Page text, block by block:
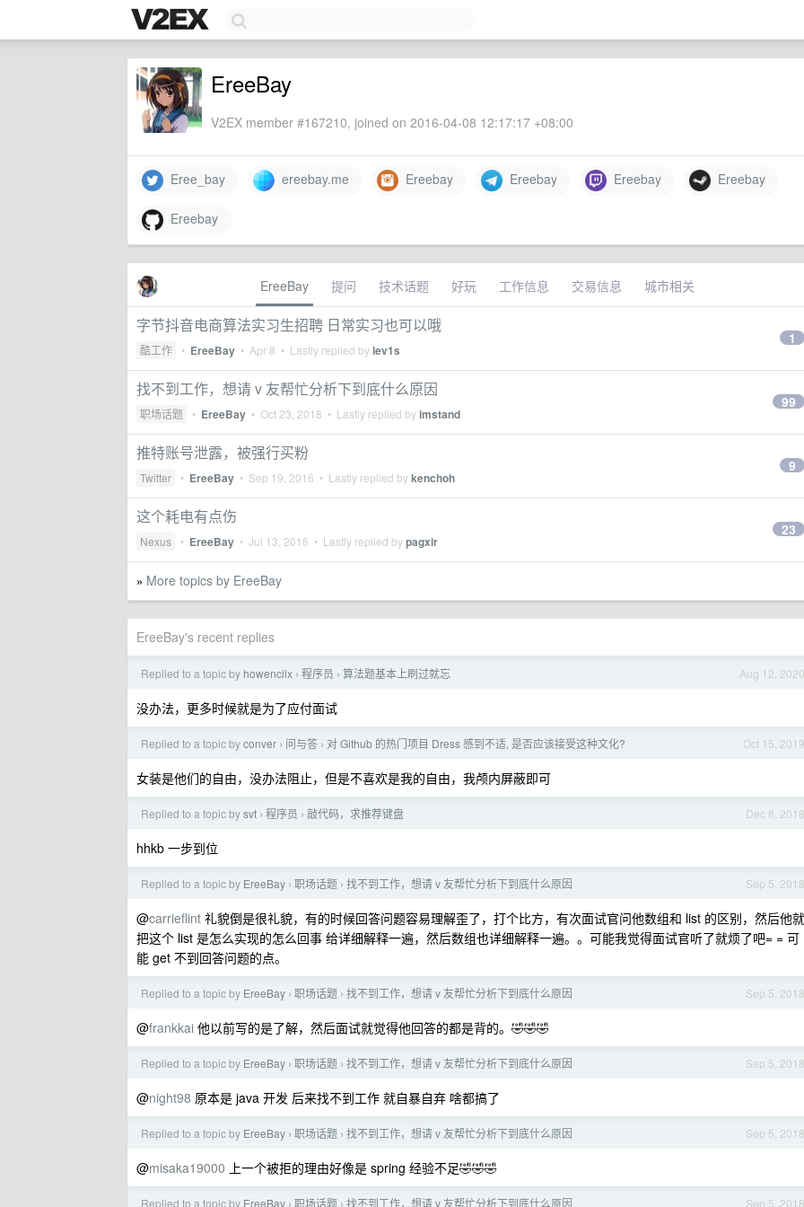
EreeBay
V2EX member #167210, joined on 2016-04-08 12:17:17 +08:00
Eree_bay ereebay.me Ereebay Ereebay Ereebay Ereebay
Ereebay
EreeBay 提问 技术话题 好玩 工作信息 交易信息 城市相关
字节抖音电商算法实习生招聘 日常实习也可以哦
酷工作 • EreeBay • Apr 8 • Lastly replied bylev1s
1
找不到工作，想请 v 友帮忙分析下到底什么原因
职场话题 • EreeBay • Oct 23, 2018 • Lastly replied byimstand
99
推特账号泄露，被强行买粉
Twitter • EreeBay • Sep 19, 2016 • Lastly replied bykenchoh
9
这个耗电有点伤
Nexus • EreeBay • Jul 13, 2016 • Lastly replied bypagxir
23
» More topics by EreeBay
EreeBay's recent replies
Aug 12, 2020
Replied to a topic by howencilx › 程序员 › 算法题基本上刷过就忘
没办法，更多时候就是为了应付面试
Oct 15, 2019
Replied to a topic byconver › 问与答 › 对 Github 的热门项目 Dress 感到不适, 是否应该接受这种文化?
女装是他们的自由，没办法阻止，但是不喜欢是我的自由，我颅内屏蔽即可
Dec 8, 2018
Replied to a topic bysvt › 程序员 › 敲代码，求推荐键盘
hhkb 一步到位
Sep 5, 2018
Replied to a topic by EreeBay › 职场话题 › 找不到工作，想请 v 友帮忙分析下到底什么原因
@carrieflint 礼貌倒是很礼貌，有的时候回答问题容易理解歪了，打个比方，有次面试官问他数组和 list 的区别，然后他就
把这个 list 是怎么实现的怎么回事 给详细解释一遍，然后数组也详细解释一遍。。可能我觉得面试官听了就烦了吧= = 可
能 get 不到回答问题的点。
Sep 5, 2018
Replied to a topic by EreeBay › 职场话题 › 找不到工作，想请 v 友帮忙分析下到底什么原因
@frankkai 他以前写的是了解，然后面试就觉得他回答的都是背的。🤣🤣🤣
Sep 5, 2018
Replied to a topic by EreeBay › 职场话题 › 找不到工作，想请 v 友帮忙分析下到底什么原因
@night98 原本是 java 开发 后来找不到工作 就自暴自弃 啥都搞了
Sep 5, 2018
Replied to a topic by EreeBay › 职场话题 › 找不到工作，想请 v 友帮忙分析下到底什么原因
@misaka19000 上一个被拒的理由好像是 spring 经验不足🤣🤣🤣
Sep 5, 2018
Replied to a topic by EreeBay › 职场话题 › 找不到工作，想请 v 友帮忙分析下到底什么原因